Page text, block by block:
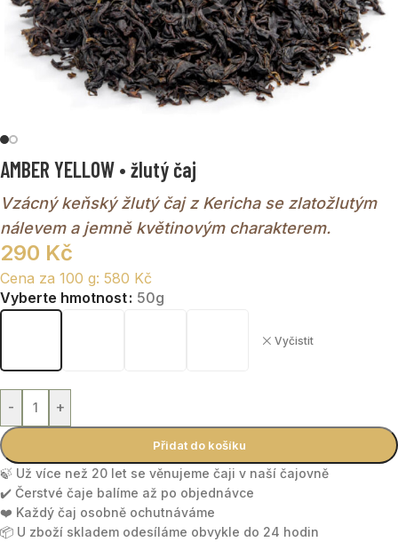
AMBER YELLOW • žlutý čaj
Vzácný keňský žlutý čaj z Kericha se zlatožlutým
nálevem a jemně květinovým charakterem.
290 Kč
Cena za 100 g: 580 Kč
Vyberte hmotnost 50g
Vyčistit
- +
Přidat do košíku
🍃 Už více než 20 let se věnujeme čaji v naší čajovně
✔️ Čerstvé čaje balíme až po objednávce
❤️ Každý čaj osobně ochutnáváme
📦 U zboží skladem odesíláme obvykle do 24 hodin